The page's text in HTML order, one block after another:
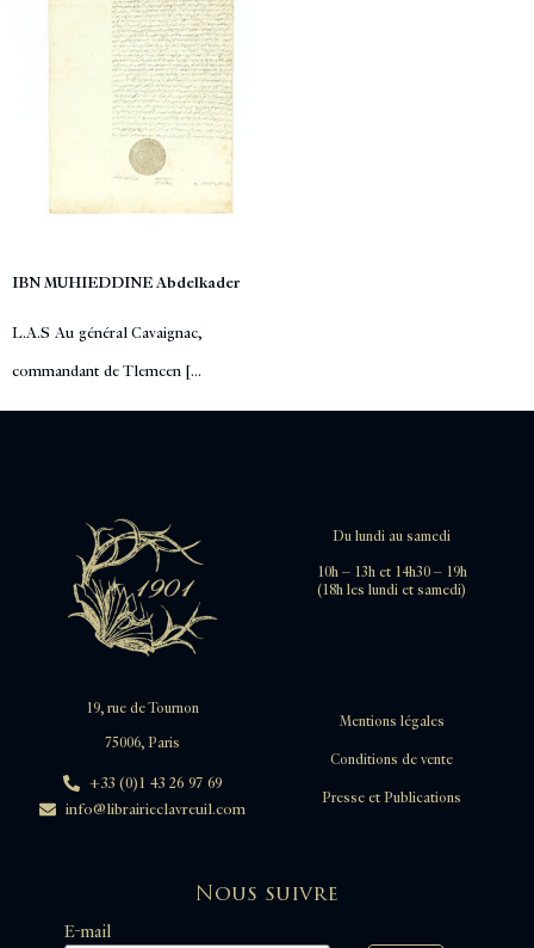
IBN MUHIEDDINE Abdelkader
L.A.S Au général Cavaignac,
commandant de Tlemcen [...
Du lundi au samedi
10h – 13h et 14h30 – 19h
(18h les lundi et samedi)
19, rue de Tournon
75006, Paris
+33 (0)1 43 26 97 69
info@librairieclavreuil.com
Mentions légales
Conditions de vente
Presse et Publications
Nous suivre
E-mail